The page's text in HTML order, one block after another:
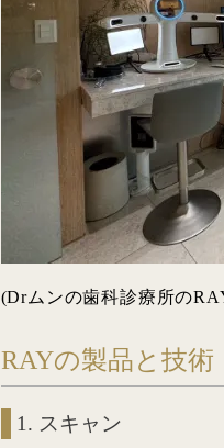
(Drムンの歯科診療所の
RAYの製品と技術
1. スキャン